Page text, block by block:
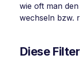
wie oft man
wechseln bzw.
Diese